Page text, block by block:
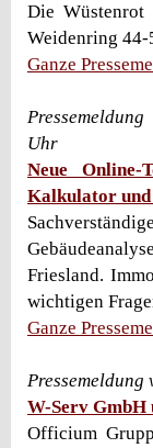
Die Wüstenrot
Weidenring 44-
Ganze
Uhr
Neue Online-
Kalkulator und
Friesland.
wichtigen
Ganze
W-Serv GmbH
Officium